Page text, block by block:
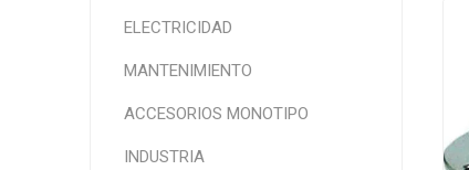
ELECTRICIDAD
MANTENIMIENTO
ACCESORIOS MONOTIPO
INDUSTRIA